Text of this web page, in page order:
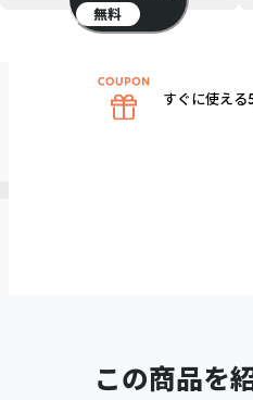
この商品を
無料
すぐに使える